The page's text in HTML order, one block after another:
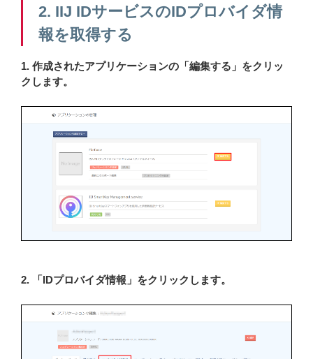
2. IIJ IDサービスのIDプロバイダ情
報を取得する
1. 作成されたアプリケーションの「編集する」をクリッ
クします。
2. 「IDプロバイダ情報」をクリックします。